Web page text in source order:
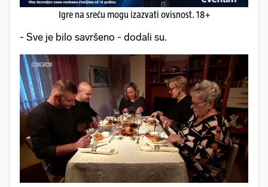
Igre na sreću mogu izazvati ovisnost. 18+
- Sve je bilo savršeno - dodali su.